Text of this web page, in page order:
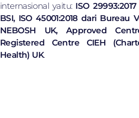
internasional yaitu: ISO
BSI, ISO 45001:2018 dari
NEBOSH UK, Approved
Registered Centre CIEH
Health) UK.